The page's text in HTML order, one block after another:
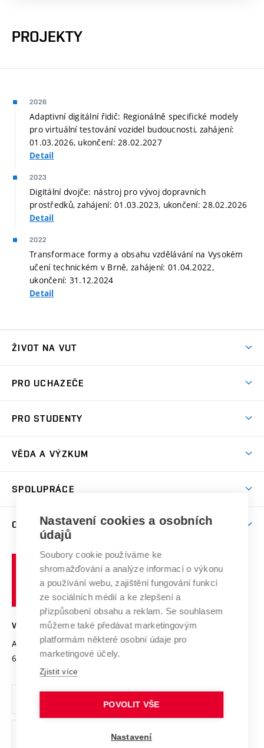
PROJEKTY
2026
Adaptivní digitální řidič: Regionálně specifické modely
pro virtuální testování vozidel budoucnosti, zahájení:
01.03.2026, ukončení: 28.02.2027
Detail
2023
Digitální dvojče: nástroj pro vývoj dopravních
prostředků, zahájení: 01.03.2023, ukončení: 28.02.2026
Detail
2022
Transformace formy a obsahu vzdělávání na Vysokém
učení technickém v Brně, zahájení: 01.04.2022,
ukončení: 31.12.2024
Detail
ŽIVOT NA VUT
Koleje
Sport na VUT
Brno
PRO UCHAZEČE
Dny otevřených dveří
Celoživotní vzdělávání
E-přihláška
PRO STUDENTY
Harmonogram akademického roku
Závěrečné práce
Doktorské studium
Zpracování osobních údajů studentů
Sociální bezpečí
Studium bez bariér
Podpora podnikání
VĚDA A VÝZKUM
Mezinárodní vědecká rada
Systém zajišťování kvality výzkumu
Výzkumné infrastruktury
Transfer znalostí
Open Science
Projekty
Projekty ze strukturálních fondů
Specifický výzkum
SPOLUPRÁCE
Zahraniční spolupráce
Spolupráce se školami
Služby univerzity
Mezinárodní dohody
Univerzitní sítě
O UNIVERZITĚ
Profil univerzity
Udržitelná univerzita
Podnikavá univerzita / ContriBUTe
Bezpečná univerzita
Vyznamenání
Organizační struktura
Ochrana osobních údajů
odkaz)
učení
technické
VYSOKÉ UČENÍ TECHNICKÉ V BRNĚ
Antonínská 548/1
602 00 Brno
www.vut.cz
vut@vutbr.cz
Nastavení cookies a osobních
údajů
Soubory cookie používáme ke
shromažďování a analýze informací o výkonu
a používání webu, zajištění fungování funkcí
ze sociálních médií a ke zlepšení a
přizpůsobení obsahu a reklam. Se souhlasem
můžeme také předávat marketingovým
platformám některé osobní údaje pro
marketingové účely.
Zjistit více
POVOLIT VŠE
Nastavení